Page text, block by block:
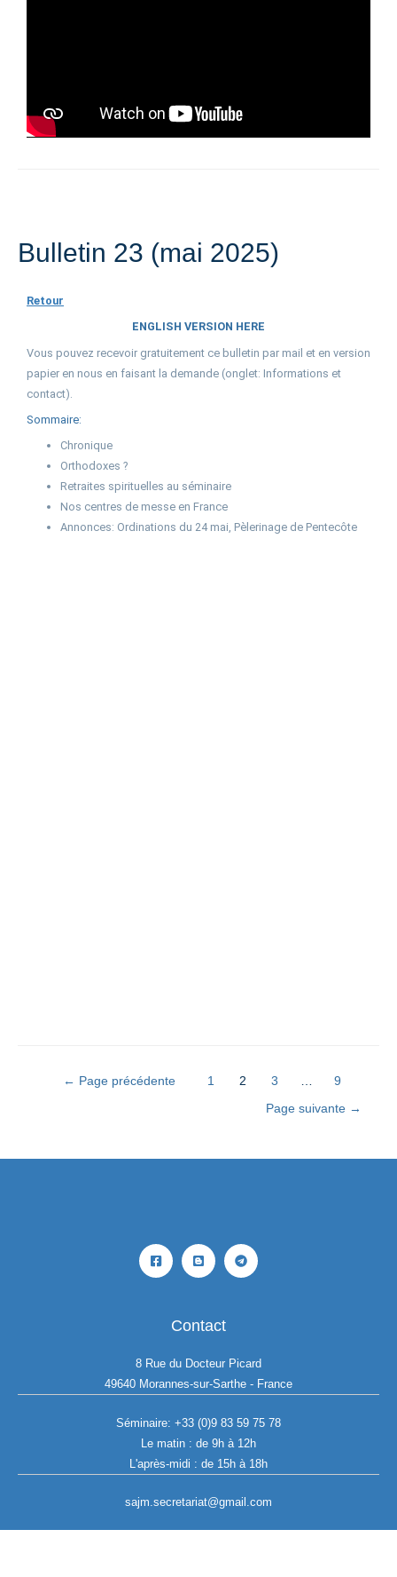
Bulletin 23 (mai 2025)
Retour
ENGLISH VERSION HERE
Vous pouvez recevoir gratuitement ce bulletin par mail et en version
papier en nous en faisant la demande (onglet: Informations et
contact).
Sommaire:
Chronique
Orthodoxes ?
Retraites spirituelles au séminaire
Nos centres de messe en France
Annonces: Ordinations du 24 mai, Pèlerinage de Pentecôte
← Page précédente 1 2 3 9
Page suivante →
Contact
8 Rue du Docteur Picard
49640 Morannes-sur-Sarthe - France
Séminaire: +33 (0)9 83 59 75 78
Le matin : de 9h à 12h
L'après-midi : de 15h à 18h
sajm.secretariat@gmail.com